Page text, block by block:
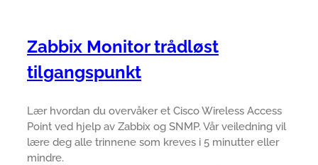
Zabbix Monitor trådløst
tilgangspunkt
Lær hvordan du overvåker et Cisco Wireless Access
Point ved hjelp av Zabbix og SNMP. Vår veiledning vil
lære deg alle trinnene som kreves i 5 minutter eller
mindre.